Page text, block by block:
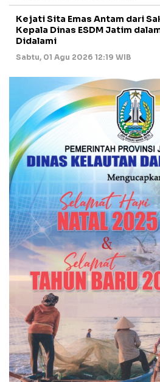
Kejati Sita Emas Antam dari
Kepala Dinas ESDM Jatim
Didalami
Sabtu, 01 Agu 2026 12:19 WIB